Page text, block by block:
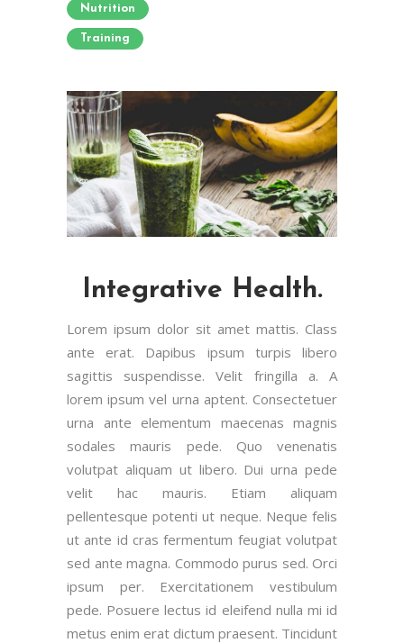
Nutrition
Training
Integrative Health.
Lorem ipsum dolor sit amet mattis. Class
ante erat. Dapibus ipsum turpis libero
sagittis suspendisse. Velit fringilla a. A
lorem ipsum vel urna aptent. Consectetuer
urna ante elementum maecenas magnis
sodales mauris pede. Quo venenatis
volutpat aliquam ut libero. Dui urna pede
velit hac mauris. Etiam aliquam
pellentesque potenti ut neque. Neque felis
ut ante id cras fermentum feugiat volutpat
sed ante magna. Commodo purus sed. Orci
ipsum per. Exercitationem vestibulum
pede. Posuere lectus id eleifend nulla mi id
metus enim erat dictum praesent. Tincidunt